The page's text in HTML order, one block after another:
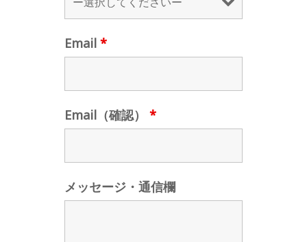
Email *
Email（確認） *
メッセージ・通信欄